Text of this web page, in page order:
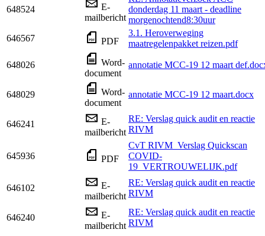
648524
E-
mailbericht
donderdag 11 maart - deadline
morgenochtend8:30uur
646567
PDF
3.1. Heroverweging
maatregelenpakket reizen.pdf
648026
Word-
document
annotatie MCC-19 12 maart
648029
Word-
document
annotatie MCC-19 12 maart.docx
646241
E-
mailbericht
RE: Verslag quick audit en reactie
RIVM
645936 PDF
CvT RIVM_Verslag Quickscan
COVID-
19_VERTROUWELIJK.pdf
646102
E-
mailbericht
RE: Verslag quick audit en reactie
RIVM
646240
E-
mailbericht
RE: Verslag quick audit en reactie
RIVM